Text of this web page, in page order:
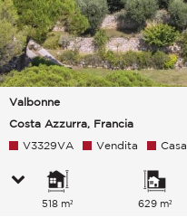
Valbonne
Costa Azzurra, Francia
V3329VA Vendita Casa
518 m² 629 m²